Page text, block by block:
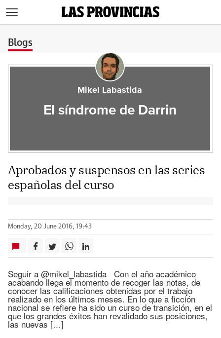
Blogs
Mikel Labastida
El síndrome de Darrin
Aprobados y suspensos en las series
españolas del curso
Monday, 20 June 2016, 19:43
Seguir a @mikel_labastida Con el año académico
acabando llega el momento de recoger las notas, de
conocer las calificaciones obtenidas por el trabajo
realizado en los últimos meses. En lo que a ficción
nacional se refiere ha sido un curso de transición, en el
que los grandes éxitos han revalidado sus posiciones,
las nuevas […]